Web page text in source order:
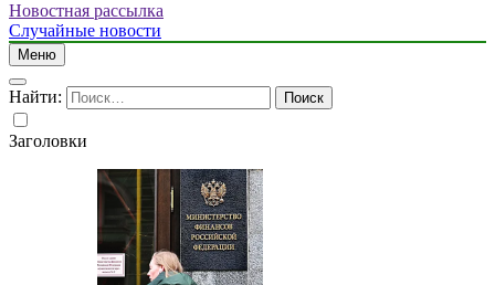
Новостная рассылка
Случайные новости
Меню
Найти:
Заголовки